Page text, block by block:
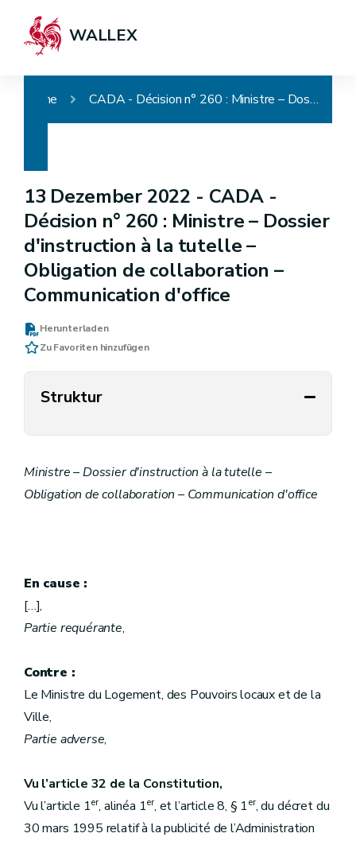
WALLEX
Home CADA - Décision n° 260 : Ministre – Dossier d'instruction à la tutelle – Obligation de collaboration – Communication d'office
13 Dezember 2022 - CADA -
Décision n° 260 : Ministre – Dossier
d'instruction à la tutelle –
Obligation de collaboration –
Communication d'office
Herunterladen
Zu Favoriten hinzufügen
Struktur
Ministre – Dossier d'instruction à la tutelle –
Obligation de collaboration – Communication d'office
En cause :
[…],
Partie requérante,
Contre :
Le Ministre du Logement, des Pouvoirs locaux et de la
Ville,
Partie adverse,
Vu l’article 32 de la Constitution,
Vu l’article 1er, alinéa 1er, et l’article 8, § 1er, du décret du
30 mars 1995 relatif à la publicité de l’Administration